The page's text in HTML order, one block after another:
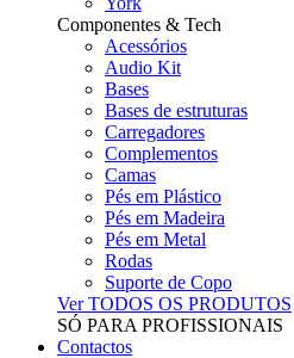
Componentes & Tech
Acessórios
Audio Kit
Bases
Bases de estruturas
Carregadores
Complementos
Camas
Pés em Plástico
Pés em Madeira
Pés em Metal
Rodas
Suporte de Copo
Ver TODOS OS PRODUTOS
SÓ PARA PROFISSIONAIS
Contactos